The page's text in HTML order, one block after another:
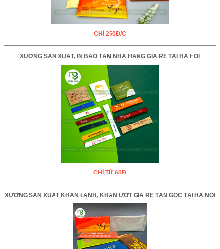
CHỈ 250Đ/C
XƯỞNG SẢN XUẤT, IN BAO TĂM NHÀ HÀNG GIÁ RẺ TẠI HÀ HỘI
CHỈ TỪ 60Đ
XƯỞNG SẢN XUẤT KHĂN LẠNH, KHĂN ƯỚT GIÁ RẺ TẬN GỐC TẠI HÀ NỘI